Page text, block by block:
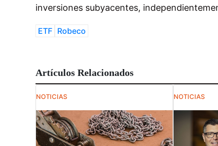
inversiones subyacentes,
ETF Robeco
Artículos Relacionados
NOTICIAS NOTICIAS